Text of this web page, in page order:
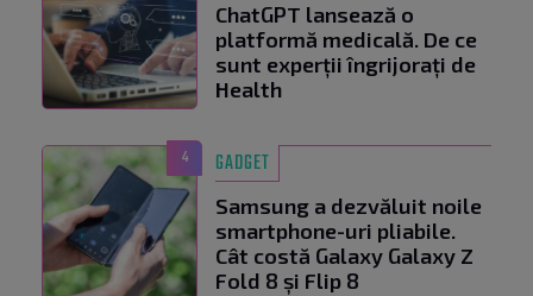
ChatGPT lansează o
platformă medicală. De ce
sunt experții îngrijorați de
Health
4 GADGET
Samsung a dezvăluit noile
smartphone-uri pliabile.
Cât costă Galaxy Galaxy Z
Fold 8 și Flip 8